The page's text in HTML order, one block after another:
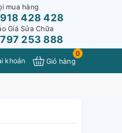
mua hàng
428 428
Giá Sửa Chữa
253 888
khoản
0
Giỏ hàng